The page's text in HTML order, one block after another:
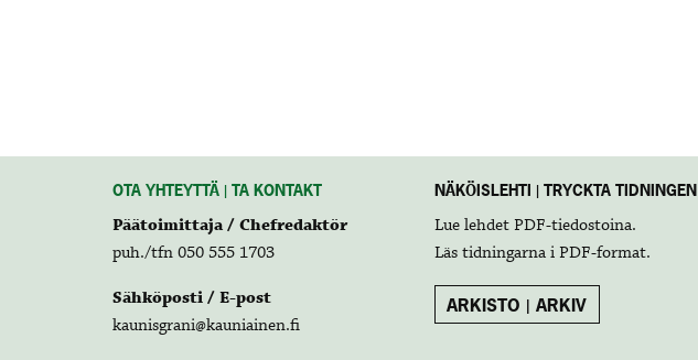
OTA YHTEYTTÄ | TA KONTAKT
Päätoimittaja / Chefredaktör
puh./tfn 050 555 1703
Sähköposti / E-post
kaunisgrani@kauniainen.fi
NÄKÖISLEHTI | TRYCKTA TIDNINGEN
Lue lehdet PDF-tiedostoina.
Läs tidningarna i PDF-format.
ARKISTO | ARKIV